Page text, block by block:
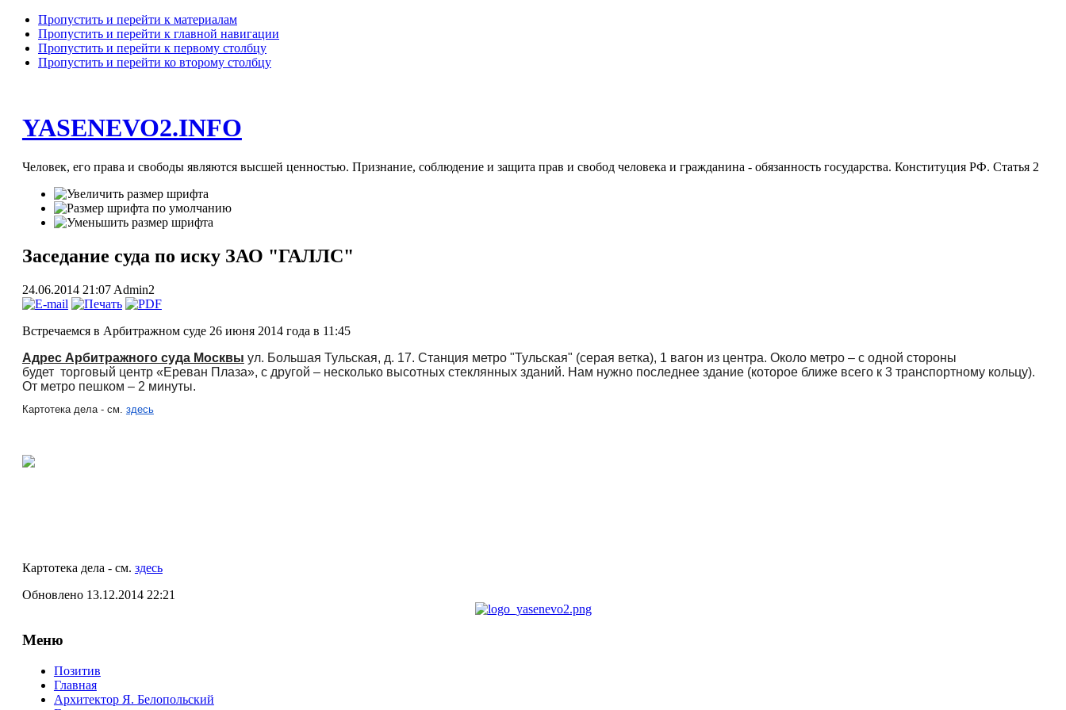
Пропустить и перейти к материалам
Пропустить и перейти к главной навигации
Пропустить и перейти к первому столбцу
Пропустить и перейти ко второму столбцу
YASENEVO2.INFO
Человек, его права и свободы являются высшей ценностью. Признание, соблюдение и защита прав и свобод человека и гражданина - обязанность государства. Конституция РФ. Статья 2
Заседание суда по иску ЗАО "ГАЛЛС"
24.06.2014 21:07 Admin2
Встречаемся в Арбитражном суде 26 июня 2014 года в 11:45
Адрес Арбитражного суда Москвы ул. Большая Тульская, д. 17. Станция метро "Тульская" (серая ветка), 1 вагон из центра. Около метро – с одной стороны
будет торговый центр «Ереван Плаза», с другой – несколько высотных стеклянных зданий. Нам нужно последнее здание (которое ближе всего к 3 транспортному кольцу).
От метро пешком – 2 минуты.
Картотека дела - см. здесь
Картотека дела - см. здесь
Обновлено 13.12.2014 22:21
Меню
Позитив
Главная
Архитектор Я. Белопольский